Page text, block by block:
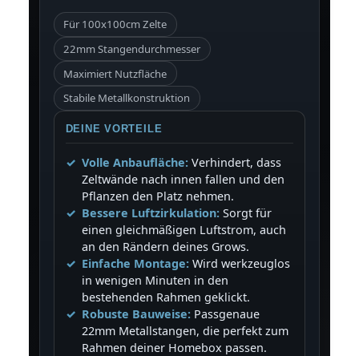
Für 100x100cm Zelte
22mm Stangendurchmesser
Maximiert Nutzfläche
Stabile Metallkonstruktion
DEINE VORTEILE
Volle Anbaufläche:Verhindert, dass
Zeltwände nach innen fallen und den
Pflanzen den Platz nehmen.
Bessere Luftzirkulation:Sorgt für
einen gleichmäßigen Luftstrom, auch
an den Rändern deines Grows.
Einfache Montage:Wird werkzeuglos
in wenigen Minuten in den
bestehenden Rahmen geklickt.
Robuste Bauweise:Passgenaue
22mm Metallstangen, die perfekt zum
Rahmen deiner Homebox passen.